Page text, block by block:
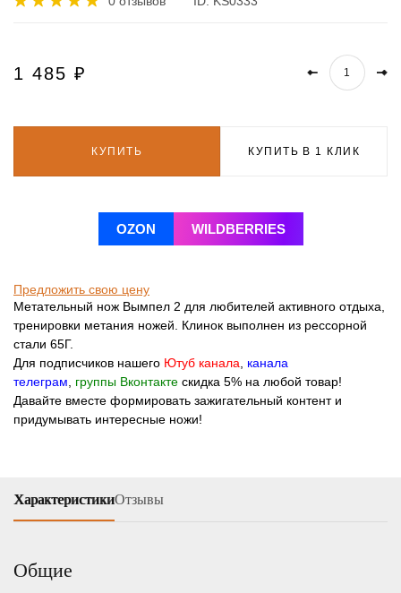
1 485 ₽
КУПИТЬ КУПИТЬ В 1 КЛИК
OZON WILDBERRIES
Предложить свою цену
Метательный нож Вымпел 2 для любителей активного отдыха,
тренировки метания ножей. Клинок выполнен из рессорной
стали 65Г.
Для подписчиков нашего Ютуб канала
канала
телеграм
группы Вконтакте скидка 5% на любой товар!
Давайте вместе формировать зажигательный контент и
придумывать интересные ножи!
ХарактеристикиОтзывы
Общие